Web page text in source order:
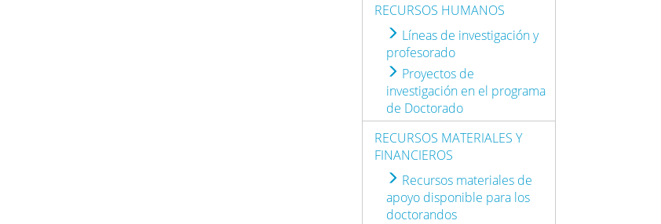
RECURSOS HUMANOS
Líneas de investigación y
profesorado
Proyectos de
investigación en el programa
de Doctorado
RECURSOS MATERIALES Y
FINANCIEROS
Recursos materiales de
apoyo disponible para los
doctorandos